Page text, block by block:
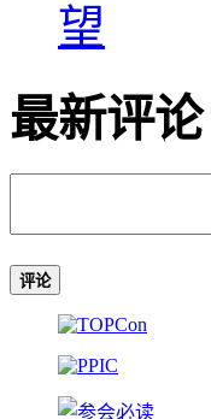
望
最新评论
评论